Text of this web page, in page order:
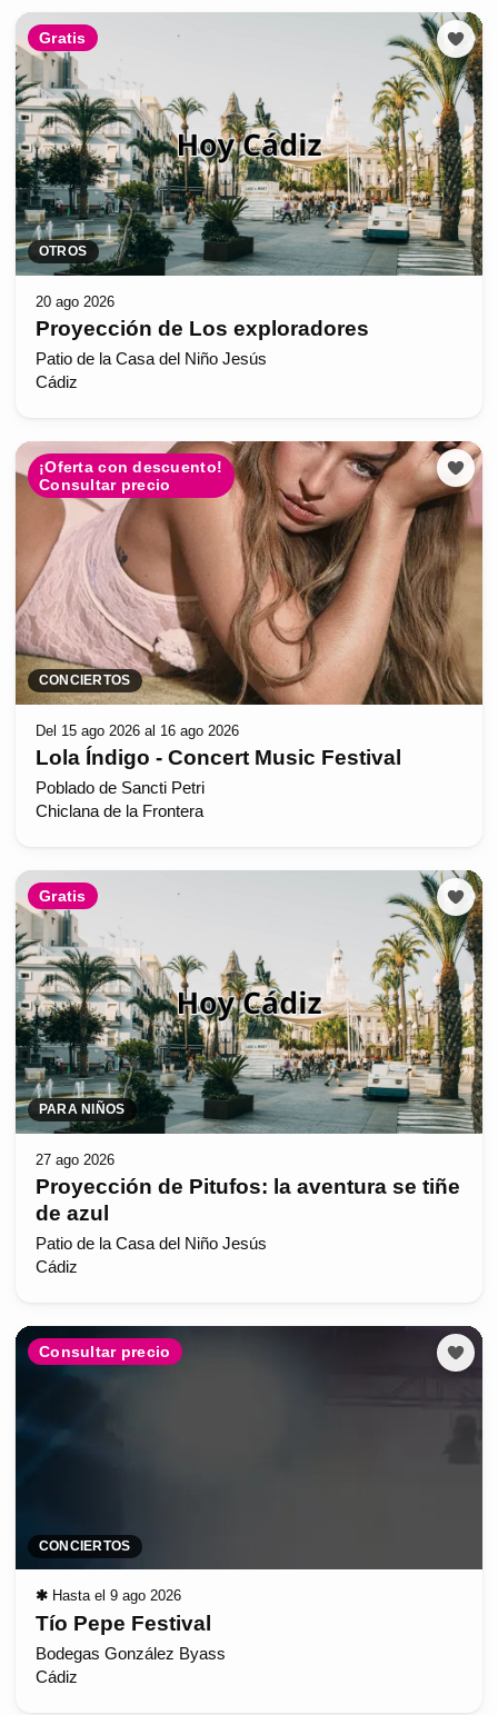
Gratis
OTROS
20 ago 2026
Proyección de Los exploradores
Patio de la Casa del Niño Jesús
Cádiz
¡Oferta con descuento!
Consultar precio
CONCIERTOS
Del 15 ago 2026 al 16 ago 2026
Lola Índigo - Concert Music Festival
Poblado de Sancti Petri
Chiclana de la Frontera
Gratis
PARA NIÑOS
27 ago 2026
Proyección de Pitufos: la aventura se tiñe
de azul
Patio de la Casa del Niño Jesús
Cádiz
Consultar precio
CONCIERTOS
✱ Hasta el 9 ago 2026
Tío Pepe Festival
Bodegas González Byass
Cádiz